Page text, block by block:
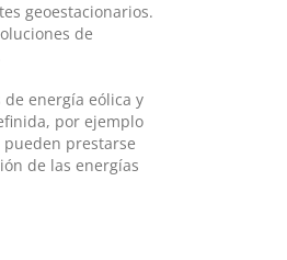
geoestacionarios.
de
energía eólica y
por ejemplo
prestarse
de las energías